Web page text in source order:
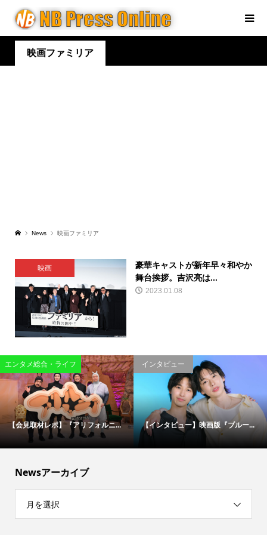
映画ファミリア
News 映画ファミリア
映画
豪華キャストが新年早々和やか
舞台挨拶。吉沢亮は...
2023.01.08
エンタメ総合・ライフ
【会見取材レポ】『アリフォルニ...
インタビュー
【インタビュー】映画版『ブルー...
Newsアーカイブ
月を選択